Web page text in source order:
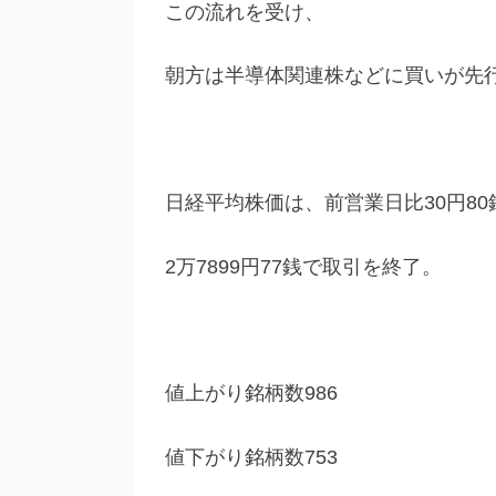
この流れを受け、
朝方は半導体関連株などに買いが先
日経平均株価は、前営業日比30円80
2万7899円77銭で取引を終了。
値上がり銘柄数986
値下がり銘柄数753